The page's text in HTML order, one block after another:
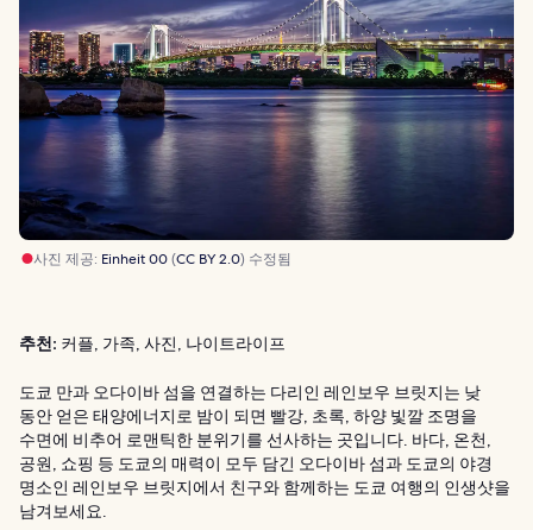
사진 제공: Einheit 00(CC BY 2.0) 수정됨
추천: 커플, 가족, 사진, 나이트라이프
도쿄 만과 오다이바 섬을 연결하는 다리인 레인보우 브릿지는 낮
동안 얻은 태양에너지로 밤이 되면 빨강, 초록, 하양 빛깔 조명을
수면에 비추어 로맨틱한 분위기를 선사하는 곳입니다. 바다, 온천,
공원, 쇼핑 등 도쿄의 매력이 모두 담긴 오다이바 섬과 도쿄의 야경
명소인 레인보우 브릿지에서 친구와 함께하는 도쿄 여행의 인생샷을
남겨보세요.